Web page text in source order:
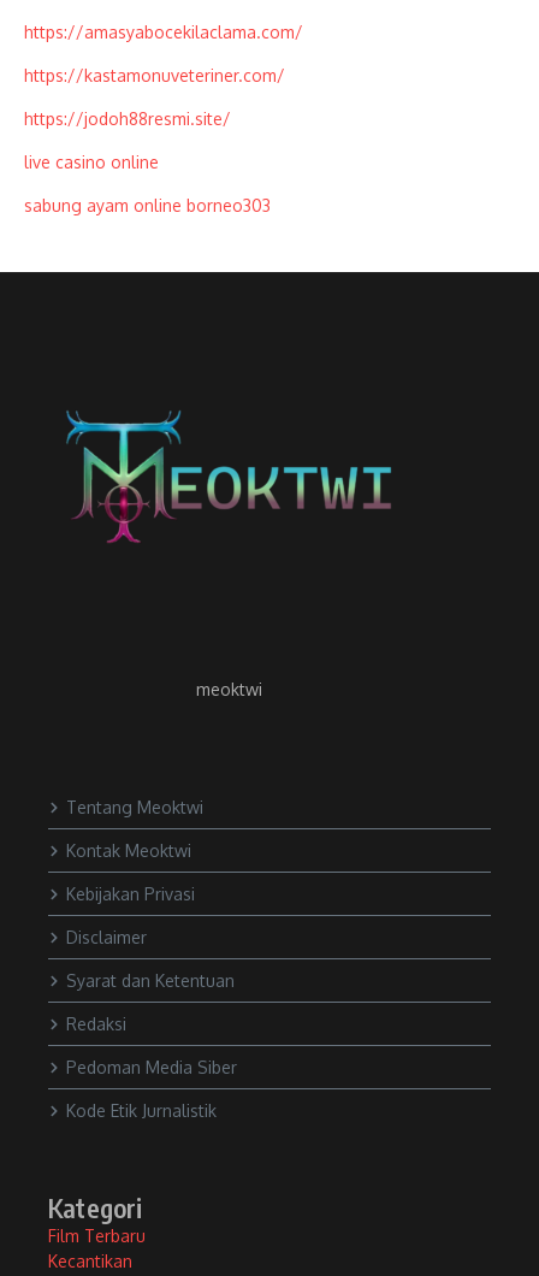
https://amasyabocekilaclama.com/
https://kastamonuveteriner.com/
https://jodoh88resmi.site/
live casino online
sabung ayam online borneo303
meoktwi
Tentang Meoktwi
Kontak Meoktwi
Kebijakan Privasi
Disclaimer
Syarat dan Ketentuan
Redaksi
Pedoman Media Siber
Kode Etik Jurnalistik
Kategori
Film Terbaru
Kecantikan